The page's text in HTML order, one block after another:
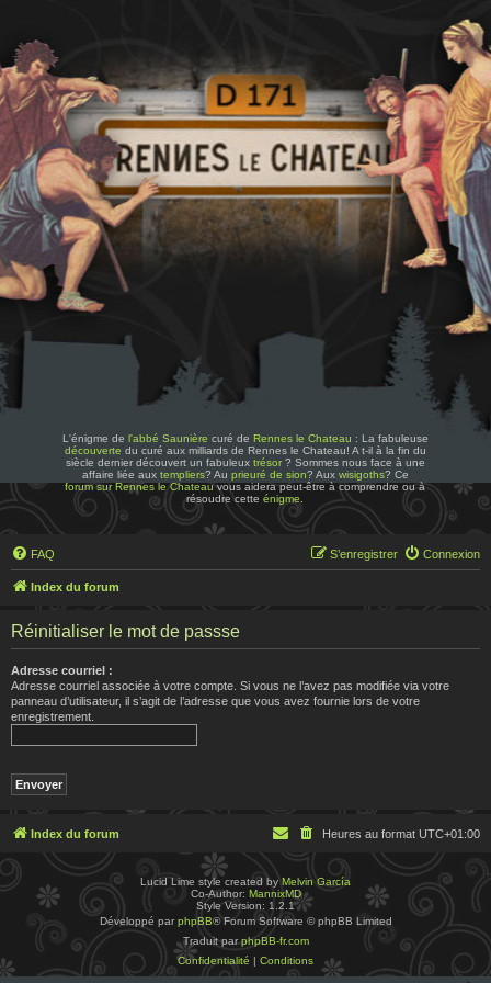
L'énigme de l'abbé Saunière curé de Rennes le Chateau : La fabuleuse
découverte du curé aux milliards de Rennes le Chateau! A t-il à la fin du
siècle dernier découvert un fabuleux trésor? Sommes nous face à une
affaire liée aux templiers? Au prieuré de sion? Aux wisigoths? Ce
forum sur Rennes le Chateauvous aidera peut-être à comprendre ou à
résoudre cetteénigme
FAQ Connexion
S’enregistrer
Index du forum
Réinitialiser le mot de passse
Adresse courriel :
Adresse courriel associée à votre compte. Si vous ne l’avez pas modifiée via votre
panneau d’utilisateur, il s’agit de l’adresse que vous avez fournie lors de votre
enregistrement.
Index du forum Heures au format UTC+01:00
Lucid Lime style created byMelvin García
Co-Author: MannixMD
Style Version: 1.2.1
Développé par phpBB® Forum Software © phpBB Limited
Traduit parphpBB-fr.com
Confidentialité | Conditions